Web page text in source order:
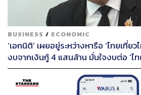
ภาพที่ 5 ทักษิณ ชินวัตร นายกรัฐมนต
เกียรติยศเมื่อครั้งตรวจเยี่ย
โดยพลเอก ประวิตร วงษ์สุวรรณ ผู้
ให้การต้อนรับ
ภาพ:
นอกจากนี้ การใช้อำนาจทางการเมือง
แต่งตั้งโยกย้ายนายทหารประจำปีขอ
BUSINESS / ECONOMIC
‘เอกนิติ’ เผยอยู่ระหว่างหารือ ‘ไทยเที่ย
งบจากเงินกู้ 4 แสนล้าน มั่นใจงบต่อ ‘ไ
เฟส 2 มีเพียงพอ